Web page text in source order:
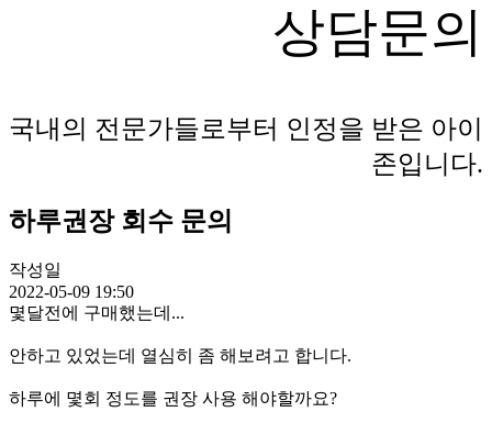
상담문의
국내의 전문가들로부터 인정을 받은 아이
존입니다.
하루권장 회수 문의
작성일
2022-05-09 19:50
몇달전에 구매했는데...
안하고 있었는데 열심히 좀 해보려고 합니다.
하루에 몇회 정도를 권장 사용 해야할까요?